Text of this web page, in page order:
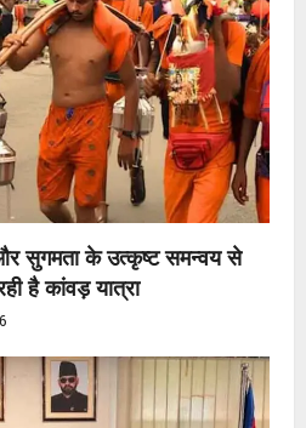
और सुगमता के उत्कृष्ट समन्वय से
है कांवड़ यात्रा